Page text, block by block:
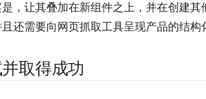
，让其叠加在新组件之上，并在创建
还需要向网页抓取工具呈现产品的结构
取得成功